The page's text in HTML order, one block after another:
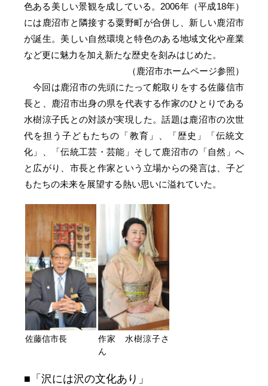
色ある美しい景観を成している。2006年（平成18年）
には鹿沼市と隣接する粟野町が合併し、新しい鹿沼市
が誕生。美しい自然環境と特色のある地域文化や産業
など更に魅力を加え新たな歴史を刻みはじめた。
（鹿沼市ホームページ参照）
今回は鹿沼市の先頭にたって舵取りをする佐藤信市
長と、鹿沼市出身の県を代表する作家のひとりである
水樹涼子氏との対談が実現した。話題は鹿沼市の次世
代を担う子どもたちの「教育」、「歴史」「伝統文
化」、「伝統工芸・芸能」そして鹿沼市の「自然」へ
と広がり、市長と作家という立場からの発言は、子ど
もたちの未来を展望する熱い思いに溢れていた。
佐藤信市長
作家 水樹涼子さ
ん
「沢には沢の文化あり」